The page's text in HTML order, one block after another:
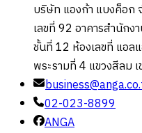
บริษัท แองก้า แบงค็อก
เลขที่ 92 อาคารสำนัก
ชั้นที่ 12 ห้องเลขที่ แอ
พระรามที่ 4 แขวงสีลม
02-023-8899
ANGA